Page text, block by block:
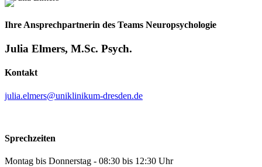
Ihre Ansprechpartnerin des Teams Neuropsychologie
Julia Elmers, M.Sc. Psych.
Kontakt
julia.elmers@uniklinikum-dresden.de
Sprechzeiten
Montag bis Donnerstag - 08:30 bis 12:30 Uhr